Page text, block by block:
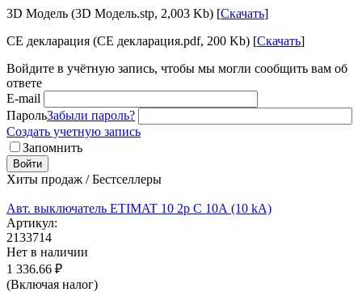
3D Модель (3D Модель.stp, 2,003 Kb) [Скачать]
CE декларация (CE декларация.pdf, 200 Kb) [Скачать]
Войдите в учётную запись, чтобы мы могли сообщить вам об
ответе
E-mail
ПарольЗабыли пароль?
Создать учетную запись
Запомнить
Войти
Хиты продаж / Бестселлеры
Авт. выключатель ETIMAT 10 2p C 10А (10 kA)
Артикул:
2133714
Нет в наличии
1 336.66 ₽
(Включая налог)